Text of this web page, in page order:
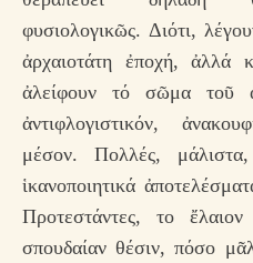
φυσιολογικῶς. Διότι,
ἀρχαιοτάτη ἐποχή, ἀλλά
ἀλείφουν τό σῶμα τοῦ
ἀντιφλογιστικόν,
μέσον. Πολλές,
ἱκανοποιητικά
Προτεστάντες, το
σπουδαίαν θέσιν, πόσο